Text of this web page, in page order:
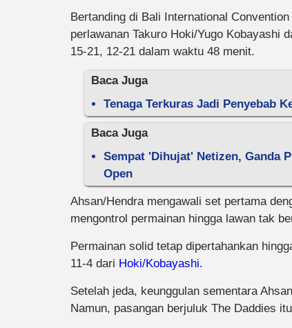
Bertanding di Bali International
perlawanan Takuro Hoki/Yugo Kobayashi
15-21, 12-21 dalam waktu 48 menit.
Baca Juga
Tenaga Terkuras Jadi Penyebab
Baca Juga
Sempat 'Dihujat' Netizen, Ganda
Open
Ahsan/Hendra mengawali set pertama
mengontrol permainan hingga lawan tak
Permainan solid tetap dipertahankan
11-4 dari Hoki/Kobayashi.
Setelah jeda, keunggulan sementara
Namun, pasangan berjuluk The Daddies